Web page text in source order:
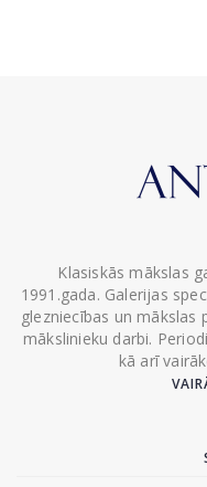
Klasiskās mākslas
1991.gada. Galerijas
glezniecības un
mākslinieku darbi.
kā arī